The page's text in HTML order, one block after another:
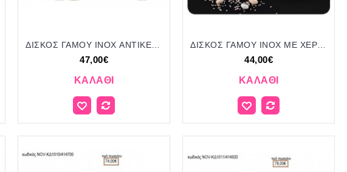
47,00€
ΚΑΛΆΘΙ
44,00€
ΚΑΛΆΘΙ